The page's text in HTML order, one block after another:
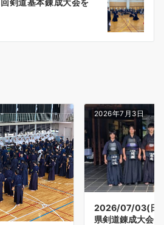
2026年7月3日
2026/07/03(日)
県剣道錬成大会